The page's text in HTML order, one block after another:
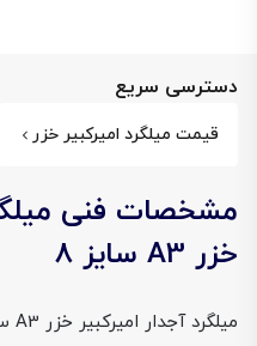
دسترسی سریع
قیمت میلگرد امیرکبیر خزر
مشخصات فنی
خزر A3 سایز 8